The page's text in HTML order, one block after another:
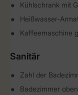
Kühlschrank mit
Heißwasser-
Kaffeemaschine
Sanitär
Zahl der
Badezimmer